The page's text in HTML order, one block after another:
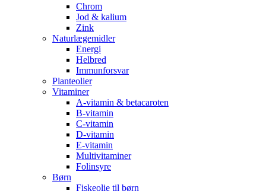
Chrom
Jod & kalium
Zink
Naturlægemidler
Energi
Helbred
Immunforsvar
Planteolier
Vitaminer
A-vitamin & betacaroten
B-vitamin
C-vitamin
D-vitamin
E-vitamin
Multivitaminer
Folinsyre
Børn
Fiskeolie til børn